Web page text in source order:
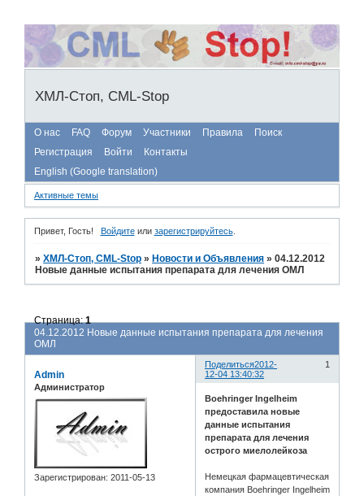
ХМЛ-Стоп, CML-Stop
О нас FAQ Форум Участники Правила
Поиск
Регистрация
Войти
Контакты
English (Google translation)
Активные темы
Привет, Гость! Войдитеили зарегистрируйтесь.
»ХМЛ-Стоп, CML-Stop » Новости и Объявления »04.12.2012
Новые данные испытания препарата для лечения ОМЛ
04.12.2012 Новые данные испытания препарата для лечения
ОМЛ
Страница:1
Поделиться 1
2012-
12-04 13:40:32
Admin
Администратор
Зарегистрирован: 2011-05-13
Boehringer Ingelheim
предоставила новые
данные испытания
препарата для лечения
острого миелолейкоза
Немецкая фармацевтическая
компания Boehringer Ingelheim